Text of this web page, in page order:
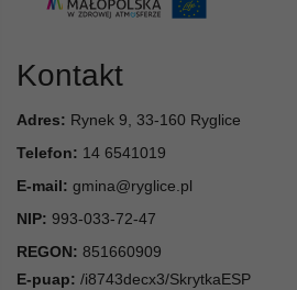
Kontakt
Adres: Rynek 9, 33-160 Ryglice
Telefon: 14 6541019
E-mail: gmina@ryglice.pl
NIP: 993-033-72-47
REGON: 851660909
E-puap: /i8743decx3/SkrytkaESP